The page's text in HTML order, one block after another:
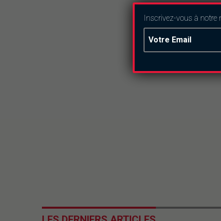
Inscrivez-vous à notre